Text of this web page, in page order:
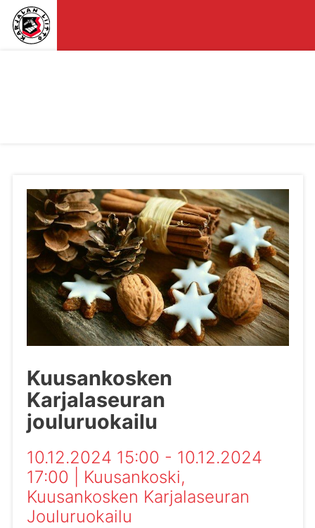
Kuusankosken
Karjalaseuran
jouluruokailu
10.12.2024 15:00 - 10.12.2024
17:00
Kuusankoski,
Kuusankosken Karjalaseuran
Jouluruokailu